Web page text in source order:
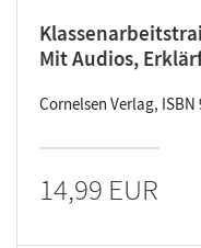
Mit Audios,
Cornelsen Verlag, ISBN
14,99 EUR